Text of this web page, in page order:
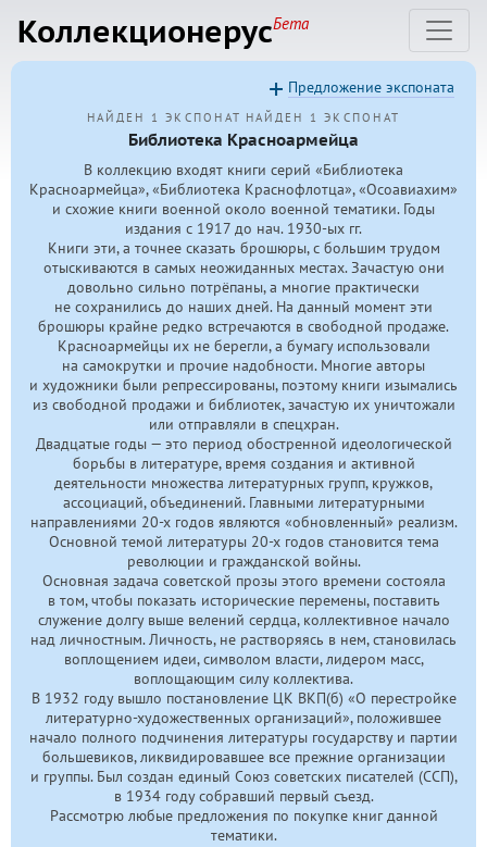
КоллекционерусБета
НАЙДЕН 1 ЭКСПОНАТ НАЙДЕН 1 ЭКСПОНАТ
Библиотека Красноармейца
В коллекцию входят книги серий «Библиотека
Красноармейца», «Библиотека Краснофлотца», «Осоавиахим»
и схожие книги военной около военной тематики. Годы
издания с 1917 до нач. 1930-ых гг.
Книги эти, а точнее сказать брошюры, с большим трудом
отыскиваются в самых неожиданных местах. Зачастую они
довольно сильно потрёпаны, а многие практически
не сохранились до наших дней. На данный момент эти
брошюры крайне редко встречаются в свободной продаже.
Красноармейцы их не берегли, а бумагу использовали
на самокрутки и прочие надобности. Многие авторы
и художники были репрессированы, поэтому книги изымались
из свободной продажи и библиотек, зачастую их уничтожали
или отправляли в спецхран.
Двадцатые годы — это период обостренной идеологической
борьбы в литературе, время создания и активной
деятельности множества литературных групп, кружков,
ассоциаций, объединений. Главными литературными
направлениями 20-хгодов являются «обновленный» реализм.
Основной темой литературы 20-хгодов становится тема
революции и гражданской войны.
Основная задача советской прозы этого времени состояла
в том, чтобы показать исторические перемены, поставить
служение долгу выше велений сердца, коллективное начало
над личностным. Личность, не растворяясь в нем, становилась
воплощением идеи, символом власти, лидером масс,
воплощающим силу коллектива.
В 1932 году вышло постановление ЦК ВКП(б) «О перестройке
литературно-художественных организаций», положившее
начало полного подчинения литературы государству и партии
большевиков, ликвидировавшее все прежние организации
и группы. Был создан единый Союз советских писателей (ССП),
в 1934 году собравший первый съезд.
Рассмотрю любые предложения по покупке книг данной
тематики.
Предложение экспоната